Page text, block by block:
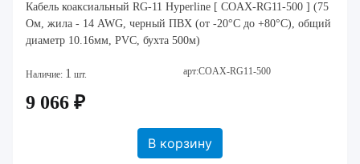
Кабель коаксиальный RG-11 Hyperline [ COAX-RG11-500 ] (75
Ом, жила - 14 AWG, черный ПВХ (от -20°C дo +80°C), общий
диаметр 10.16мм, PVC, бухта 500м)
Наличие: 1 шт. арт:COAX-RG11-500
9 066 ₽
В корзину